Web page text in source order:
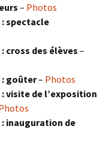
– Photos
spectacle
cross des élèves –
: goûter– Photos
visite de l’exposition
inauguration de